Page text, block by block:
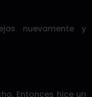
nuevamente y
Entonces hice un